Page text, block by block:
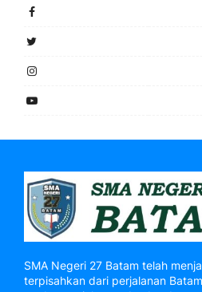
SMA Negeri 27 Batam telah
terpisahkan dari perjalanan